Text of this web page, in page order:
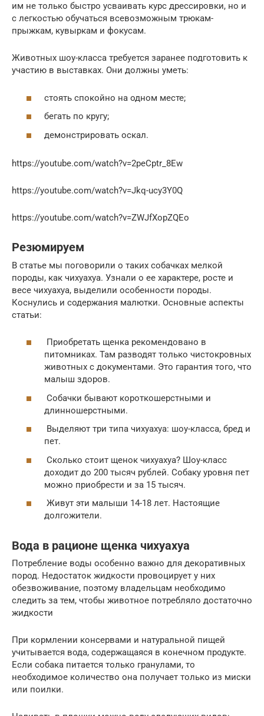
им не только быстро усваивать курс дрессировки, но и
с легкостью обучаться всевозможным трюкам-
прыжкам, кувыркам и фокусам.
Животных шоу-класса требуется заранее подготовить к
участию в выставках. Они должны уметь:
стоять спокойно на одном месте;
бегать по кругу;
демонстрировать оскал.
https://youtube.com/watch?v=2peCptr_8Ew
https://youtube.com/watch?v=Jkq-ucy3Y0Q
https://youtube.com/watch?v=ZWJfXopZQEo
Резюмируем
В статье мы поговорили о таких собачках мелкой
породы, как чихуахуа. Узнали о ее характере, росте и
весе чихуахуа, выделили особенности породы.
Коснулись и содержания малютки. Основные аспекты
статьи:
Приобретать щенка рекомендовано в
питомниках. Там разводят только чистокровных
животных с документами. Это гарантия того, что
малыш здоров.
Собачки бывают короткошерстными и
длинношерстными.
Выделяют три типа чихуахуа: шоу-класса, бред и
пет.
Сколько стоит щенок чихуахуа? Шоу-класс
доходит до 200 тысяч рублей. Собаку уровня пет
можно приобрести и за 15 тысяч.
Живут эти малыши 14-18 лет. Настоящие
долгожители.
Вода в рационе щенка чихуахуа
Потребление воды особенно важно для декоративных
пород. Недостаток жидкости провоцирует у них
обезвоживание, поэтому владельцам необходимо
следить за тем, чтобы животное потребляло достаточно
жидкости
При кормлении консервами и натуральной пищей
учитывается вода, содержащаяся в конечном продукте.
Если собака питается только гранулами, то
необходимое количество она получает только из миски
или поилки.